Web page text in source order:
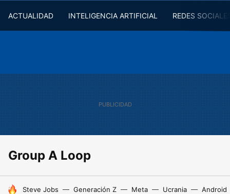
ACTUALIDAD INTELIGENCIA ARTIFICIAL REDES
Group A Loop
HOY SE HABLA DE
Steve Jobs Generación Z Meta Ucrania Android